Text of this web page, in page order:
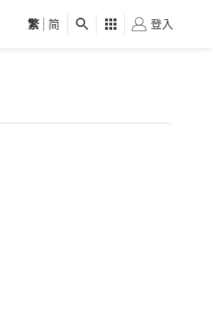
觀點 健康 好食玩飛
繁 简 登入